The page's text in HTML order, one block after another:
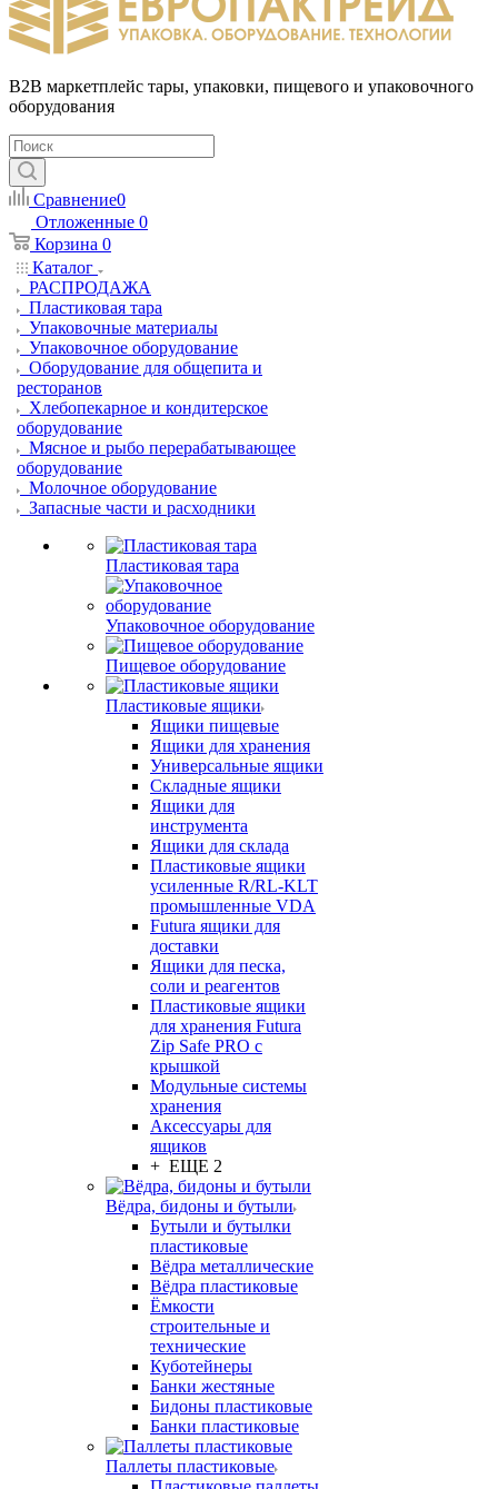
B2B маркетплейс тары, упаковки, пищевого и упаковочного
оборудования
Сравнение0
Отложенные 0
Корзина 0
Каталог
РАСПРОДАЖА
Пластиковая тара
Упаковочные материалы
Упаковочное оборудование
Оборудование для общепита и
ресторанов
Хлебопекарное и кондитерское
оборудование
Мясное и рыбо перерабатывающее
оборудование
Молочное оборудование
Запасные части и расходники
Пластиковая тара
Упаковочное оборудование
Пищевое оборудование
Пластиковые ящики
Ящики пищевые
Ящики для хранения
Универсальные ящики
Складные ящики
Ящики для
инструмента
Ящики для склада
Пластиковые ящики
усиленные R/RL-KLT
промышленные VDA
Futura ящики для
доставки
Ящики для песка,
соли и реагентов
Пластиковые ящики
для хранения Futura
Zip Safe PRO с
крышкой
Модульные системы
хранения
Аксессуары для
ящиков
+ ЕЩЕ 2
Вёдра, бидоны и бутыли
Бутыли и бутылки
пластиковые
Вёдра металлические
Вёдра пластиковые
Ёмкости
строительные и
технические
Куботейнеры
Банки жестяные
Бидоны пластиковые
Банки пластиковые
Паллеты пластиковые